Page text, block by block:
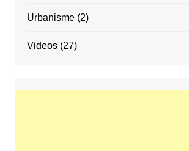
Urbanisme(2)
Videos(27)